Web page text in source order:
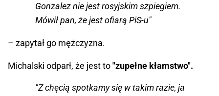
Gonzalez nie jest rosyjskim szpiegiem.
Mówił pan, że jest ofiarą PiS-u"
– zapytał go mężczyzna.
Michalski odparł, że jest to"zupełne kłamstwo".
"Z chęcią spotkamy się w takim razie, ja